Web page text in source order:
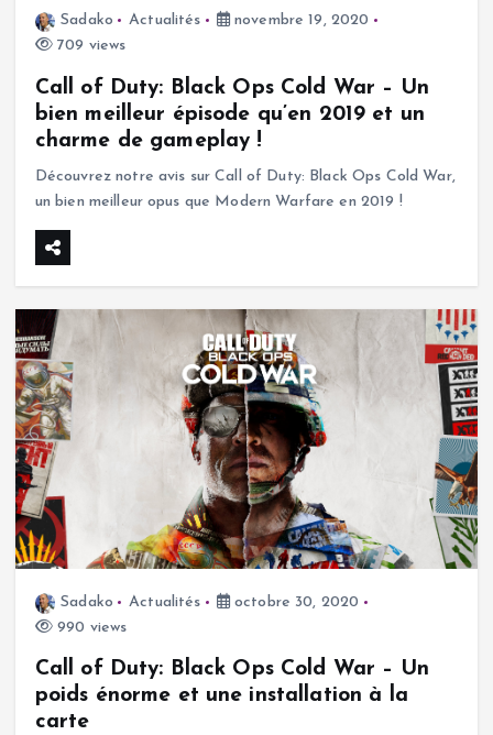
Sadako Actualités
novembre 19, 2020
709 views
Call of Duty: Black Ops Cold War – Un
bien meilleur épisode qu’en 2019 et un
charme de gameplay !
Découvrez notre avis sur Call of Duty: Black Ops Cold War,
un bien meilleur opus que Modern Warfare en 2019 !
Sadako Actualités
octobre 30, 2020
990 views
Call of Duty: Black Ops Cold War – Un
poids énorme et une installation à la
carte